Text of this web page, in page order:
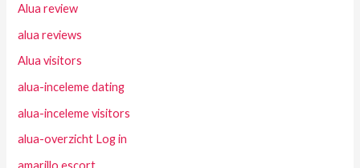
Alua review
alua reviews
Alua visitors
alua-inceleme dating
alua-inceleme visitors
alua-overzicht Log in
amarillo escort